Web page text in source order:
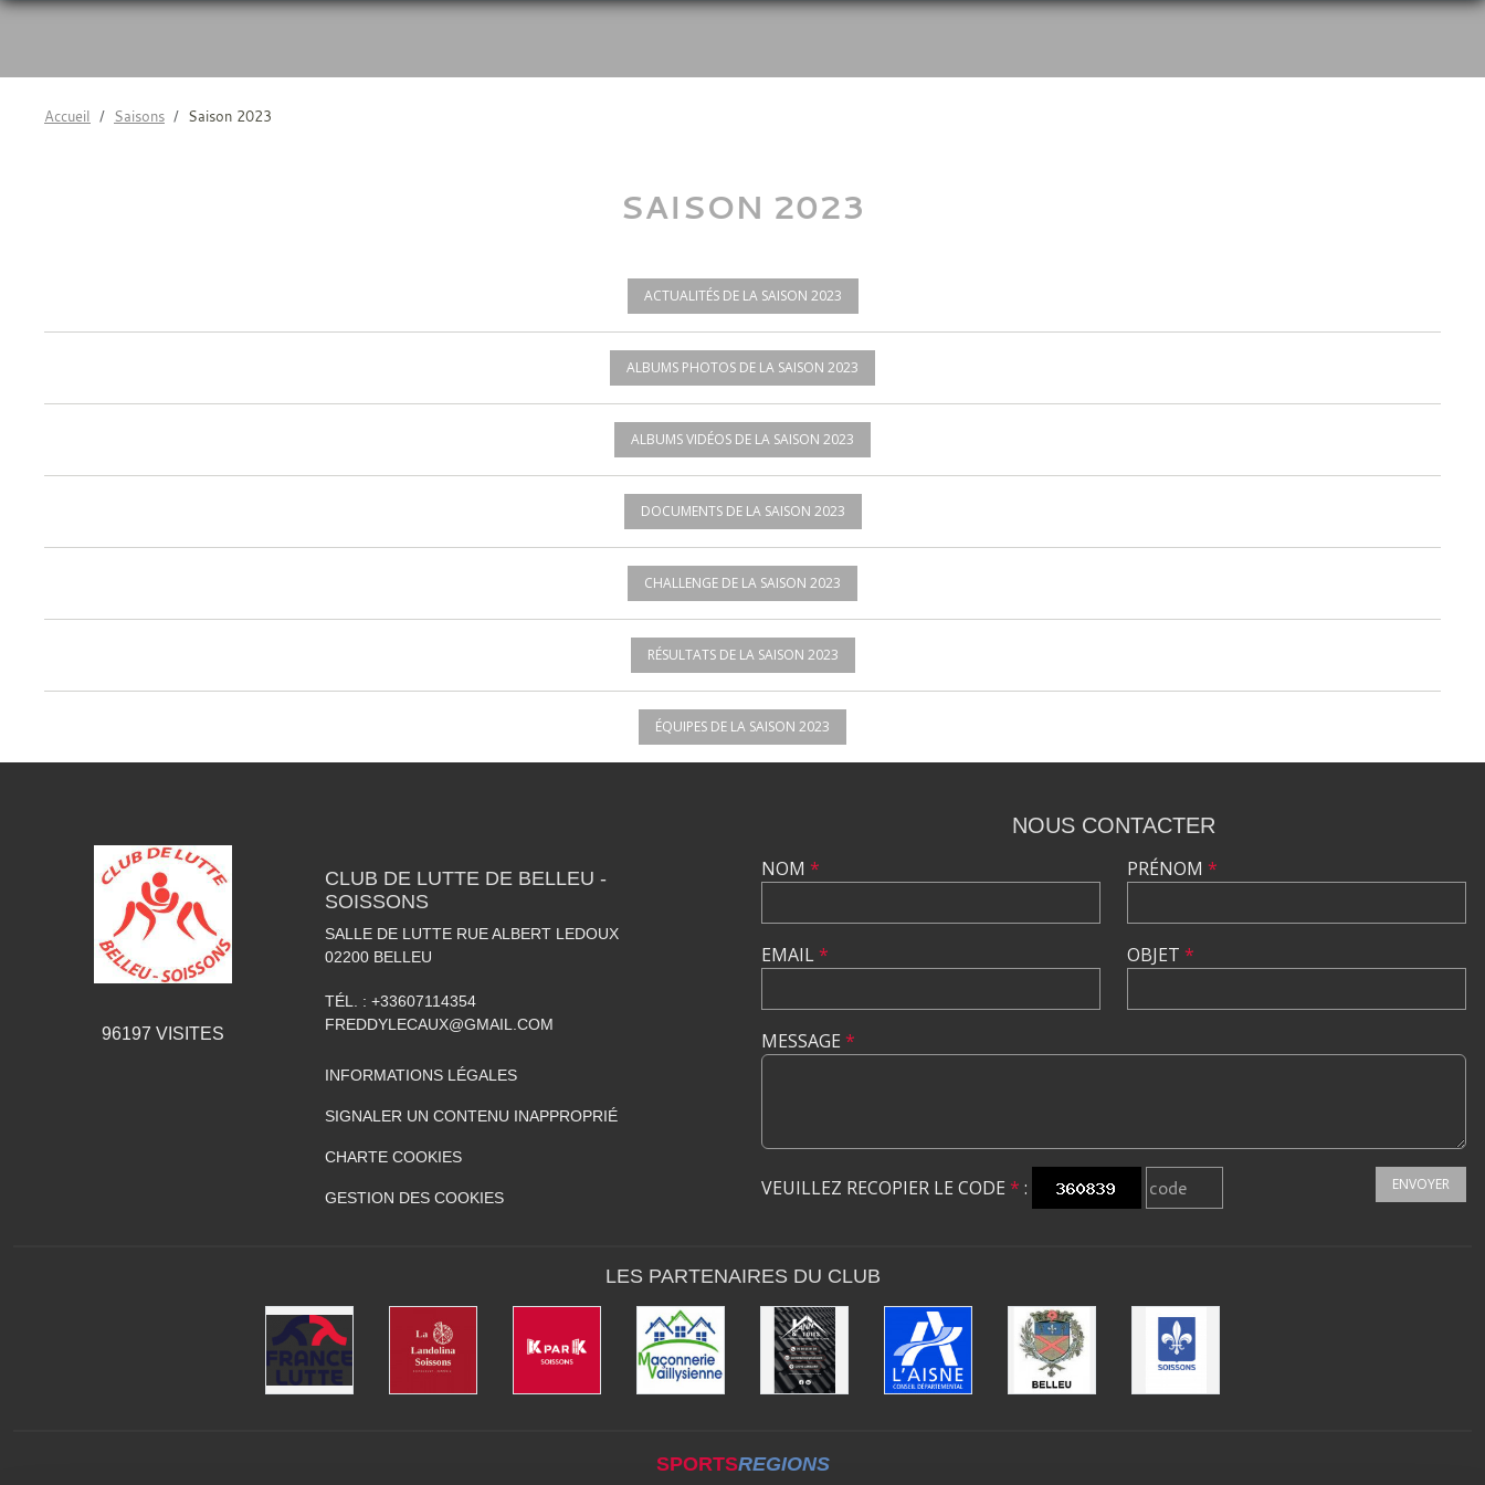
Accueil Saisons Saison 2023
SAISON 2023
ACTUALITÉS DE LA SAISON 2023
ALBUMS PHOTOS DE LA SAISON 2023
ALBUMS VIDÉOS DE LA SAISON 2023
DOCUMENTS DE LA SAISON 2023
CHALLENGE DE LA SAISON 2023
RÉSULTATS DE LA SAISON 2023
ÉQUIPES DE LA SAISON 2023
96197 VISITES
CLUB DE LUTTE DE BELLEU -
SOISSONS
SALLE DE LUTTE RUE ALBERT LEDOUX
02200 BELLEU
TÉL. : +33607114354
FREDDYLECAUX@GMAIL.COM
INFORMATIONS LÉGALES
SIGNALER UN CONTENU INAPPROPRIÉ
CHARTE COOKIES
GESTION DES COOKIES
NOUS CONTACTER
NOM *
EMAIL*
PRÉNOM *
OBJET *
MESSAGE *
VEUILLEZ RECOPIER LE CODE * : ENVOYER
LES PARTENAIRES DU CLUB
SPORTSREGIONS